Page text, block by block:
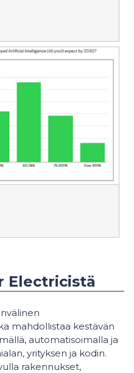
Electricistä
mahdollistaa kestävän
automatisoimalla ja
yrityksen ja kodin.
rakennukset,